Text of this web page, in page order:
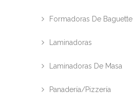
Formadoras De Baguette
Laminadoras
Laminadoras De Masa
Panadería/Pizzería